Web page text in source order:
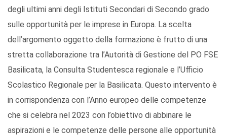
degli ultimi anni degli Istituti Secondari di Secondo grado
sulle opportunità per le imprese in Europa. La scelta
dell’argomento oggetto della formazione è frutto di una
stretta collaborazione tra l’Autorità di Gestione del PO FSE
Basilicata, la Consulta Studentesca regionale e l’Ufficio
Scolastico Regionale per la Basilicata. Questo intervento è
in corrispondenza con l’Anno europeo delle competenze
che si celebra nel 2023 con l’obiettivo di abbinare le
aspirazioni e le competenze delle persone alle opportunità